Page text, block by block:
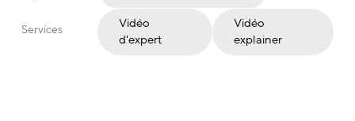
Services
Vidéo
d'expert
Vidéo
explainer